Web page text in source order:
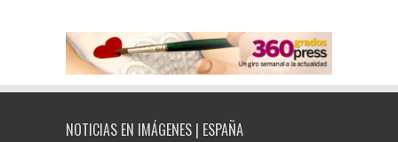
NOTICIAS EN IMÁGENES | ESPAÑA